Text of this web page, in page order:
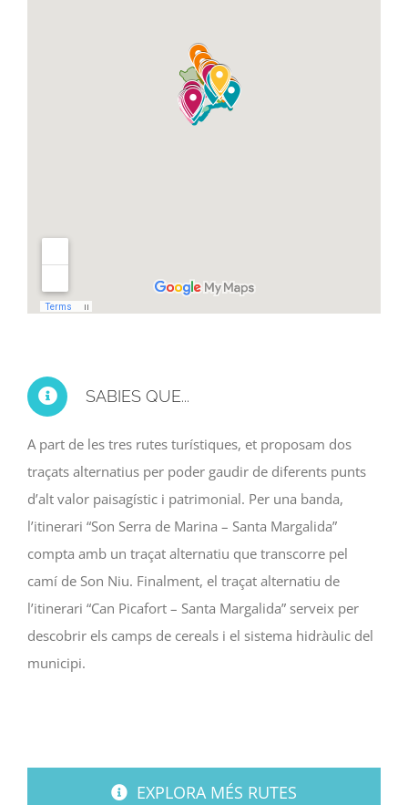
SABIES QUE...
A part de les tres rutes turístiques, et proposam dos
traçats alternatius per poder gaudir de diferents punts
d’alt valor paisagístic i patrimonial. Per una banda,
l’itinerari “Son Serra de Marina – Santa Margalida”
compta amb un traçat alternatiu que transcorre pel
camí de Son Niu. Finalment, el traçat alternatiu de
l’itinerari “Can Picafort – Santa Margalida” serveix per
descobrir els camps de cereals i el sistema hidràulic del
municipi.
EXPLORA MÉS RUTES